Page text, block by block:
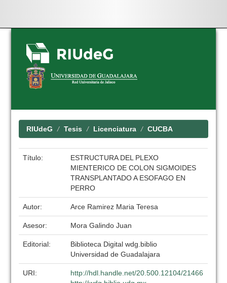
Skip
navigation
RIUdeG Tesis Licenciatura CUCBA
Título:
ESTRUCTURA DEL PLEXO
MIENTERICO DE COLON SIGMOIDES
TRANSPLANTADO A ESOFAGO EN
PERRO
Autor: Arce Ramirez Maria Teresa
Asesor: Mora Galindo Juan
Editorial:
Biblioteca Digital wdg.biblio
Universidad de Guadalajara
URI:
http://hdl.handle.net/20.500.12104/21466